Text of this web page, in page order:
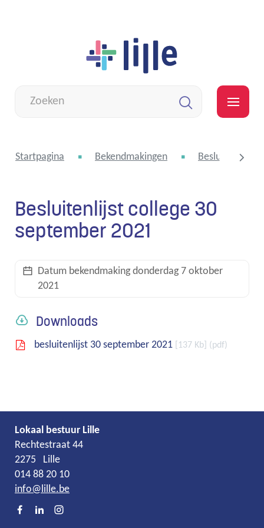
inhoud
zoek
Startpagina Bekendmakingen Besluitenlijst
Besluitenlijst college 30
september 2021
Datum bekendmakingdonderdag 7 oktober
2021
Downloads
besluitenlijst 30 september 2021 137 Kb pdf
Lokaal bestuur Lille
Adres
Rechtestraat 44
2275
Lille
Tel.
014 88 20 10
E-
mail
info@lille.be